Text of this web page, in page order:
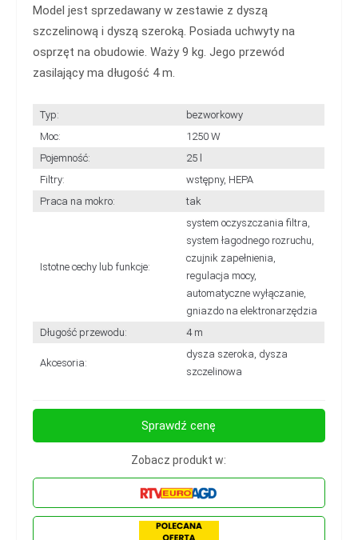
Model jest sprzedawany w zestawie z dyszą
szczelinową i dyszą szeroką. Posiada uchwyty na
osprzęt na obudowie. Waży 9 kg. Jego przewód
zasilający ma długość 4 m.
Typ:
bezworkowy
Moc:
1250 W
Pojemność:
25 l
Filtry:
wstępny, HEPA
Praca na mokro:
tak
Istotne cechy lub funkcje:
system oczyszczania filtra,
system łagodnego rozruchu,
czujnik zapełnienia,
regulacja mocy,
automatyczne wyłączanie,
gniazdo na elektronarzędzia
Długość przewodu:
4 m
Akcesoria:
dysza szeroka, dysza
szczelinowa
Sprawdź cenę
Zobacz produkt w: